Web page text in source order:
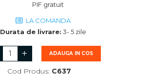
PIF gratuit
LA COMANDA
Durata de livrare: 3- 5 zile
ADAUGA IN COS
Cod Produs: C637